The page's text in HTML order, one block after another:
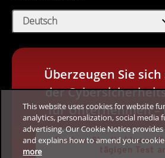
Deutsch
Überzeugen Sie
der
für Unternehmen –
Fordern Sie die Lizenz
This website uses cookies for website
analytics, personalization, social media
advertising. Our Cookie Notice
and explains how to amend your
more